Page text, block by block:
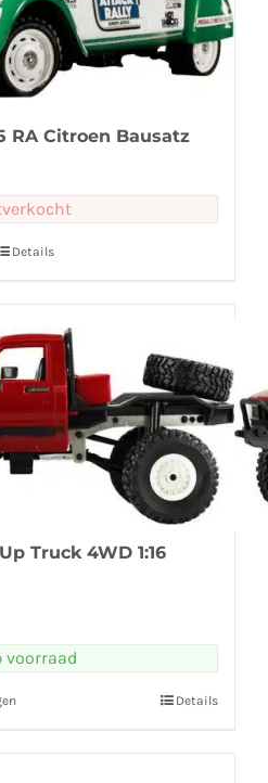
RA Citroen Bausatz
Details
Truck 4WD 1:16
voorraad
Details